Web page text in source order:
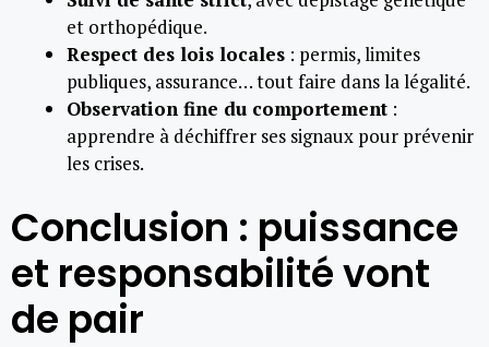
et orthopédique.
Respect des lois locales : permis, limites
publiques, assurance… tout faire dans la légalité.
Observation fine du comportement :
apprendre à déchiffrer ses signaux pour prévenir
les crises.
Conclusion : puissance
et responsabilité vont
de pair